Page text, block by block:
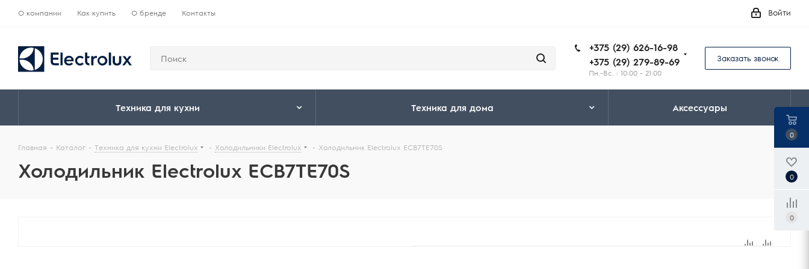
О компании Как купить О бренде Контакты Войти
+375 (29) 626-16-98
+375 (29) 279-89-69
Пн.-Вс. : 10:00 - 21:00
Заказать звонок
Техника для кухни Техника для дома Аксессуары
Главная - Каталог - Техника для кухни Electrolux - Холодильники Electrolux - Холодильник Electrolux ECB7TE70S
Холодильник Electrolux ECB7TE70S
0
0
0